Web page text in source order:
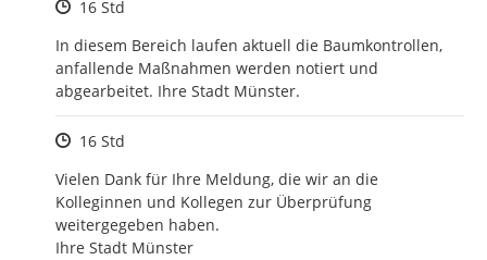
Zeitpunkt des Erstellens
16 Std
In diesem Bereich laufen aktuell die Baumkontrollen,
anfallende Maßnahmen werden notiert und
abgearbeitet. Ihre Stadt Münster.
Zeitpunkt des Erstellens
16 Std
Vielen Dank für Ihre Meldung, die wir an die
Kolleginnen und Kollegen zur Überprüfung
weitergegeben haben.
Ihre Stadt Münster